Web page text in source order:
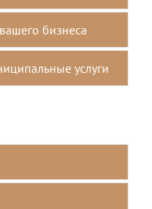
бизнеса
услуги